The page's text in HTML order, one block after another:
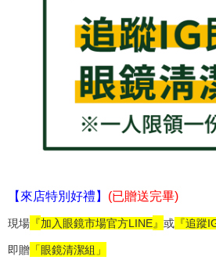
【來店特別好禮】 (已贈送完畢)
現場 『加入眼鏡市場官方LINE』 或 『追蹤
即贈 「眼鏡清潔組」